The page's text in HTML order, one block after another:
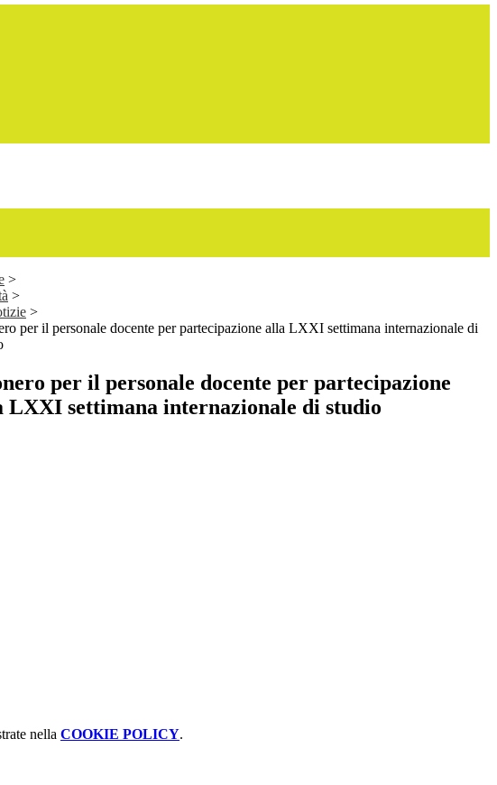
>
>
>
per il personale docente per partecipazione alla LXXI settimana internazionale di
per il personale docente per partecipazione
LXXI settimana internazionale di studio
nella COOKIE POLICY.